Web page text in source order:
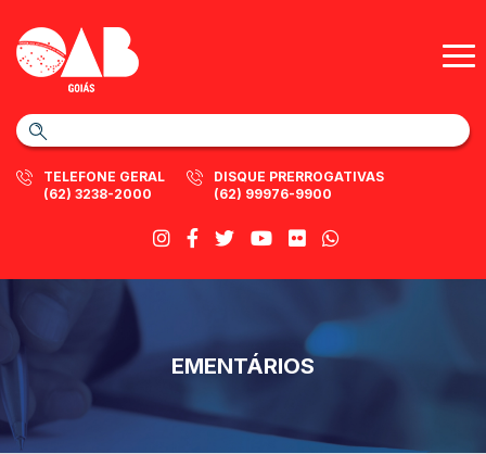
TELEFONE GERAL
(62) 3238-2000
DISQUE PRERROGATIVAS
(62) 99976-9900
EMENTÁRIOS